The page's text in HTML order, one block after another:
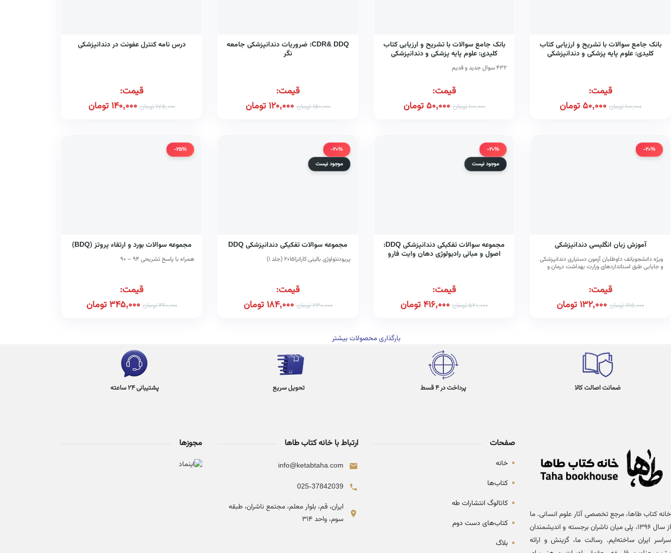
بانک جامع سوالات با تشریح و ارزیابی کتاب
کلیدی: علوم پایه پزشکی و دندانپزشکی
قیمت:
100,000تومان 50,000 تومان
بانک جامع سوالات با تشریح و ارزیابی کتاب
کلیدی: علوم پایه پزشکی و دندانپزشکی
۴۳۲ سوال جدید و قدیم
قیمت:
100,000تومان 50,000 تومان
CDR& DDQ: ضروریات دندانپزشکی جامعه
نگر
قیمت:
150,000تومان 120,000تومان
درس نامه کنترل عفونت در دندانپزشکی
قیمت:
175,000تومان 140,000تومان
-20%
آموزش زبان انگلیسی دندانپزشکی
ویژه دانشجویانف داوطلبان آزمون دستیاری دندانپزشکی
و جایابی طبق استانداردهای وزارت بهداشت درمان و
قیمت:
165,000تومان 132,000تومان
-20%
موجود نیست
مجموعه سوالات تفکیکی دندانپزشکی DDQ:
اصول و مبانی رادیولوژی دهان وایت فارو
قیمت:
520,000تومان 416,000تومان
-20%
موجود نیست
مجموعه سوالات تفکیکی دندانپزشکی DDQ
پریودنتواوژی بالینی کارانزا۲۰۱۵ (جلد ۱)
قیمت:
230,000تومان 184,000تومان
-25%
مجموعه سوالات بورد و ارتقاء پروتز (BDQ)
همراه با پاسخ تشریحی ۹۴ – ۹۰
قیمت:
460,000تومان 345,000تومان
بارگذاری محصولات بیشتر
ضمانت اصالت کالا پرداخت در 4 قسط تحویل سریع پشتیبانی 24 ساعته
خانه کتاب طاها، مرجع تخصصی آثار علوم انسانی. ما
از سال ۱۳۹۶، پلی میان ناشران برجسته و اندیشمندان
سراسر ایران ساخته‌ایم. رسالت ما، گزینش و ارائه
صفحات
• خانه
• کتاب‌ها
• کاتالوگ انتشارات طه
• کتاب‌های دست دوم
• بلاگ
ارتباط با خانه کتاب طاها
info@ketabtaha.com
025-37842039
ایران، قم، بلوار معلم، مجتمع ناشران، طبقه
سوم، واحد ۳۱۴
مجوزها